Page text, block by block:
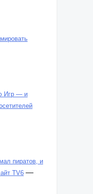
Игр — и
пиратов, и
TV6 —